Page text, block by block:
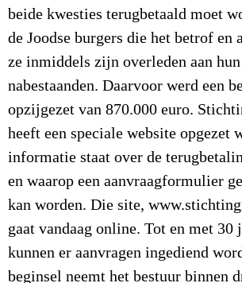
beide kwesties terugbetaald moet
de Joodse burgers die het betrof en
ze inmiddels zijn overleden aan hun
nabestaanden. Daarvoor werd een
opzijgezet van 870.000 euro.
heeft een speciale website opgezet
informatie staat over de
en waarop een aanvraagformulier
kan worden. Die site,
gaat vandaag online. Tot en met 30
kunnen er aanvragen ingediend
beginsel neemt het bestuur binnen